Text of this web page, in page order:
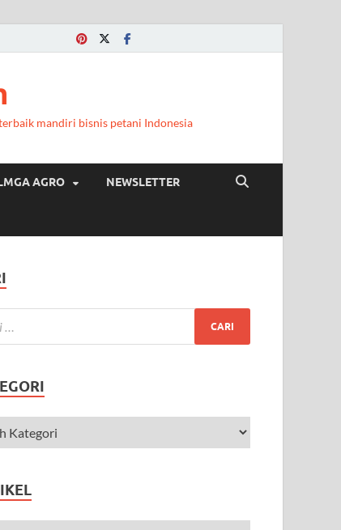
mandiri bisnis petani Indonesia
AGRO NEWSLETTER